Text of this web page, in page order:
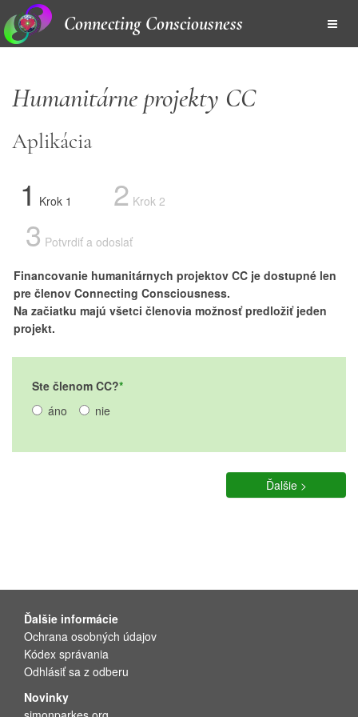
Connecting Consciousness
Humanitárne projekty CC
Aplikácia
1 Krok 1 2 Krok 2
3 Potvrdiť a odoslať
Financovanie humanitárnych projektov CC je dostupné len
pre členov Connecting Consciousness.
Na začiatku majú všetci členovia možnosť predložiť jeden
projekt.
Ste členom CC?
áno
nie
Ďalšie >
Ďalšie informácie
Ochrana osobných údajov
Kódex správania
Odhlásiť sa z odberu
Novinky